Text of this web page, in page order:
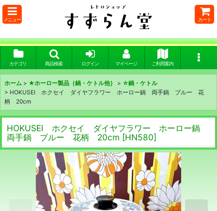
メニュー カート
カテゴリ 商品検索 ログイン マイページ ご利用案内
ホーム > ★ホーロー製品｛鍋・ケトル他｝ > ☆鍋・ケトル
> HOKUSEI ホクセイ ダイヤフラワー ホーロー鍋 両手鍋 ブルー 花
柄 20cm
HOKUSEI ホクセイ ダイヤフラワー ホーロー鍋
両手鍋 ブルー 花柄 20cm [HN580]